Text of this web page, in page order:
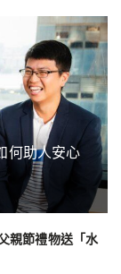
何助人安心
親節禮物送「水